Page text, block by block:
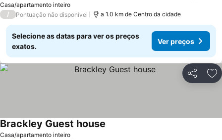
Casa/apartamento inteiro
/ Pontuação não disponível a 1.0 km de Centro da cidade
Selecione as datas para ver os preços
exatos.
Ver preços
Partilhar
Casa/apartamento inteiro
Brackley Guest house